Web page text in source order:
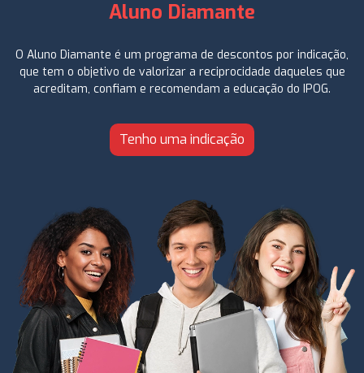
Aluno Diamante
O Aluno Diamante é um programa de descontos por indicação,
que tem o objetivo de valorizar a reciprocidade daqueles que
acreditam, confiam e recomendam a educação do IPOG.
Tenho uma indicação